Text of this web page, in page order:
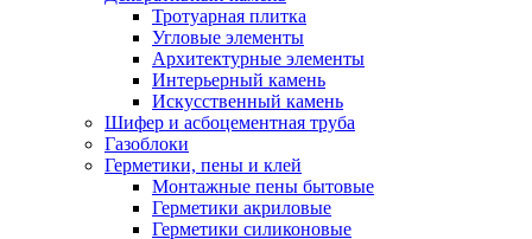
Тротуарная плитка
Угловые элементы
Архитектурные элементы
Интерьерный камень
Искусственный камень
Шифер и асбоцементная труба
Газоблоки
Герметики, пены и клей
Монтажные пены бытовые
Герметики акриловые
Герметики силиконовые